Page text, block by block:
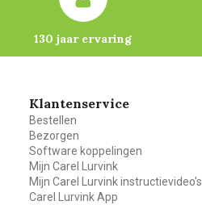
130 jaar ervaring
Klantenservice
Bestellen
Bezorgen
Software koppelingen
Mijn Carel Lurvink
Mijn Carel Lurvink instructievideo's
Carel Lurvink App